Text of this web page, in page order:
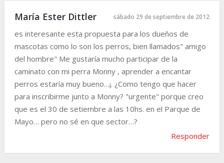
María Ester Dittler sábado 29 de septiembre de 2012
es interesante esta propuesta para los dueños de
mascotas como lo son los perros, bien llamados" amigo
del hombre" Me gustaría mucho participar de la
caminato con mi perra Monny , aprender a encantar
perros estaría muy bueno…¡. ¿Como tengo que hacer
para inscribirme junto a Monny? "urgente" porque creo
que es el 30 de setiembre a las 10hs. en el Parque de
Mayo… pero no sé en que sector…?
Responder